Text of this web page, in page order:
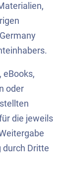
eBooks,
oder
die jeweils
durch Dritte